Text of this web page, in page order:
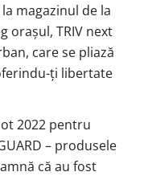
magazinul de la
orașul, TRIV next
care se pliază
ți libertate
2022 pentru
– produsele
că au fost